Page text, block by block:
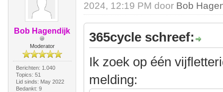
Bob Hagendijk
Moderator
Berichten: 1.040
Topics: 51
Lid sinds: May 2022
Bedankt: 9
2024, 12:19 PM door Bob
365cycle schreef:
Ik zoek op één
melding: